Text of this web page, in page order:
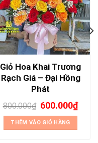
Giỏ Hoa Khai Trương
Rạch Giá – Đại Hồng
Phát
800.000₫ 600.000₫
THÊM VÀO GIỎ HÀNG